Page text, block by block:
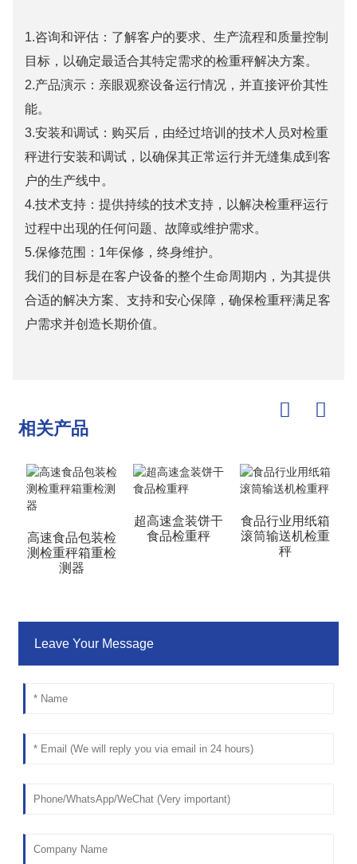
1.咨询和评估：了解客户的要求、生产流程和质量控制
目标，以确定最适合其特定需求的检重秤解决方案。
2.产品演示：亲眼观察设备运行情况，并直接评价其性
能。
3.安装和调试：购买后，由经过培训的技术人员对检重
秤进行安装和调试，以确保其正常运行并无缝集成到客
户的生产线中。
4.技术支持：提供持续的技术支持，以解决检重秤运行
过程中出现的任何问题、故障或维护需求。
5.保修范围：1年保修，终身维护。
我们的目标是在客户设备的整个生命周期内，为其提供
合适的解决方案、支持和安心保障，确保检重秤满足客
户需求并创造长期价值。
相关产品
高速食品包装检
测检重秤箱重检
测器
超高速盒装饼干
食品检重秤
食品行业用纸箱
滚筒输送机检重
秤
Leave Your Message